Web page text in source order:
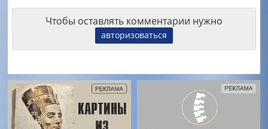
Чтобы оставлять комментарии нужно
авторизоваться